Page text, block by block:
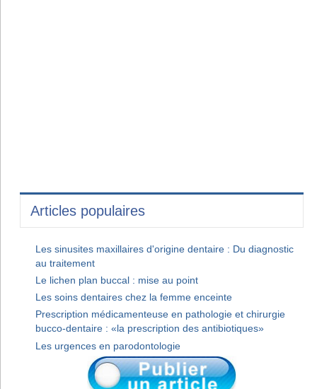
Articles populaires
Les sinusites maxillaires d'origine dentaire : Du diagnostic
au traitement
Le lichen plan buccal : mise au point
Les soins dentaires chez la femme enceinte
Prescription médicamenteuse en pathologie et chirurgie
bucco-dentaire : «la prescription des antibiotiques»
Les urgences en parodontologie